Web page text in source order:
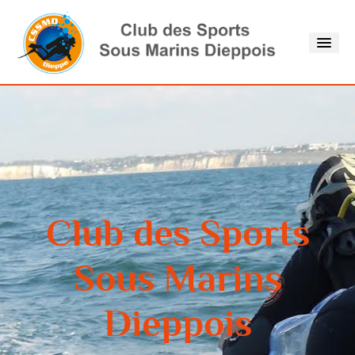
Actualités
le CSSMD
Ecole de plongée
Sorties en mer
Club des Sports
Sous Marins
Dieppois